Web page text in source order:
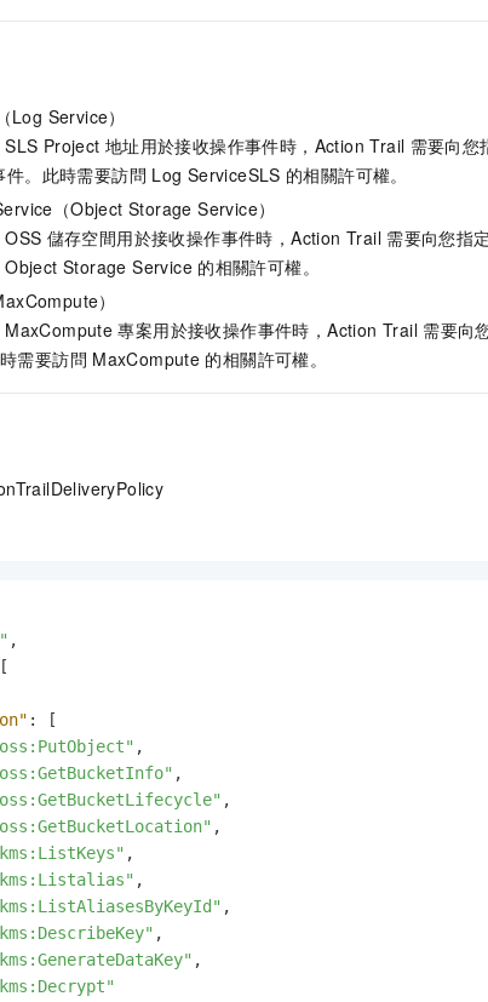
Log Service）
SLS Project 地址用於接收操作事件時，Action Trail 需要向您
件。此時需要訪問 Log ServiceSLS 的相關許可權。
（Object Storage Service）
OSS 儲存空間用於接收操作事件時，Action Trail 需要向您指
Object Storage Service 的相關許可權。
）
MaxCompute 專案用於接收操作事件時，Action Trail 需要向
需要訪問 MaxCompute 的相關許可權。
,
[
:
[
,
,
,
,
,
,
,
,
,